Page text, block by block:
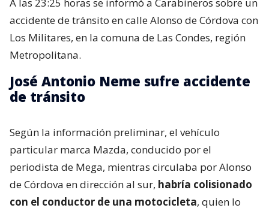
accidente de tránsito en calle Alonso de Córdova con
Los Militares, en la comuna de Las Condes, región
Metropolitana.
José Antonio Neme sufre accidente
de tránsito
Según la información preliminar, el vehículo
particular marca Mazda, conducido por el
periodista de Mega, mientras circulaba por Alonso
de Córdova en dirección al sur, habría colisionado
con el conductor de una motocicleta, quien lo